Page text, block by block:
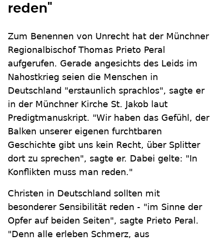
reden"
Zum Benennen von Unrecht hat der Münchner
Regionalbischof Thomas Prieto Peral
aufgerufen. Gerade angesichts des Leids im
Nahostkrieg seien die Menschen in
Deutschland "erstaunlich sprachlos", sagte er
in der Münchner Kirche St. Jakob laut
Predigtmanuskript. "Wir haben das Gefühl, der
Balken unserer eigenen furchtbaren
Geschichte gibt uns kein Recht, über Splitter
dort zu sprechen", sagte er. Dabei gelte: "In
Konflikten muss man reden."
Christen in Deutschland sollten mit
besonderer Sensibilität reden - "im Sinne der
Opfer auf beiden Seiten", sagte Prieto Peral.
"Denn alle erleben Schmerz, aus